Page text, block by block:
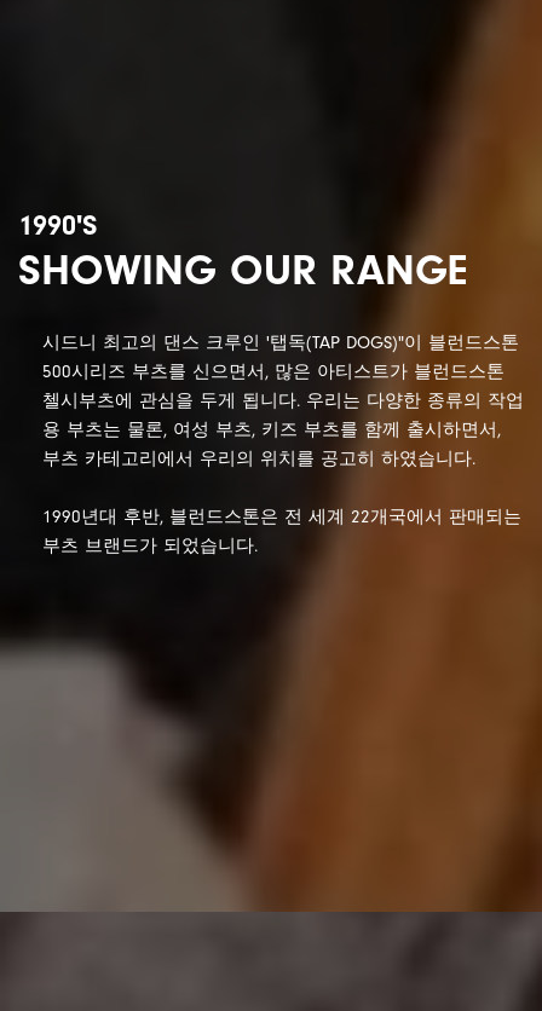
1990'S
SHOWING OUR RANGE
시드니 최고의 댄스 크루인 '탭독(TAP DOGS)"이 블런드스톤
500시리즈 부츠를 신으면서, 많은 아티스트가 블런드스톤
첼시부츠에 관심을 두게 됩니다. 우리는 다양한 종류의 작업
용 부츠는 물론, 여성 부츠, 키즈 부츠를 함께 출시하면서,
부츠 카테고리에서 우리의 위치를 공고히 하였습니다.
1990년대 후반, 블런드스톤은 전 세계 22개국에서 판매되는
부츠 브랜드가 되었습니다.